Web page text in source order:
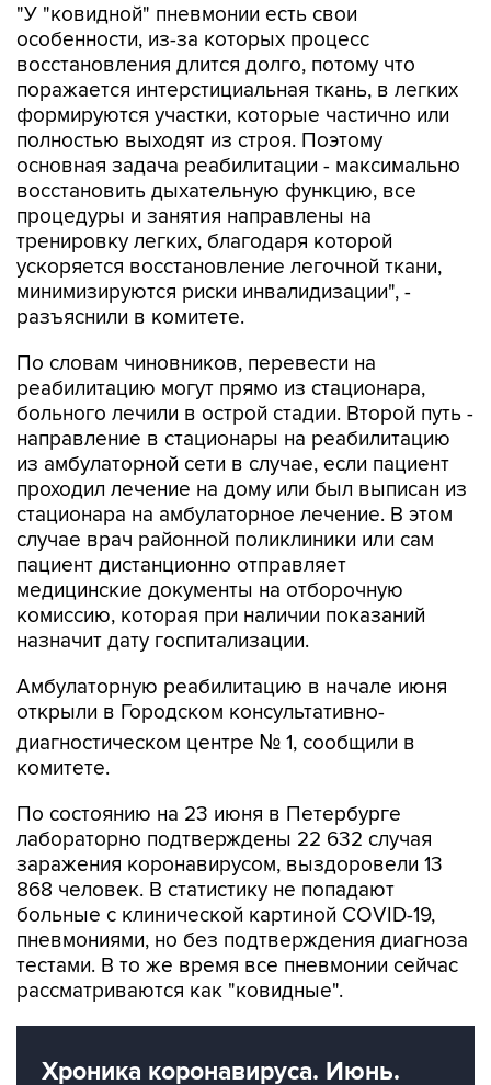
"У "ковидной" пневмонии есть свои
особенности, из-за которых процесс
восстановления длится долго, потому что
поражается интерстициальная ткань, в легких
формируются участки, которые частично или
полностью выходят из строя. Поэтому
основная задача реабилитации - максимально
восстановить дыхательную функцию, все
процедуры и занятия направлены на
тренировку легких, благодаря которой
ускоряется восстановление легочной ткани,
минимизируются риски инвалидизации", -
разъяснили в комитете.
По словам чиновников, перевести на
реабилитацию могут прямо из стационара,
больного лечили в острой стадии. Второй путь -
направление в стационары на реабилитацию
из амбулаторной сети в случае, если пациент
проходил лечение на дому или был выписан из
стационара на амбулаторное лечение. В этом
случае врач районной поликлиники или сам
пациент дистанционно отправляет
медицинские документы на отборочную
комиссию, которая при наличии показаний
назначит дату госпитализации.
Амбулаторную реабилитацию в начале июня
открыли в Городском консультативно-
диагностическом центре № 1, сообщили в
комитете.
По состоянию на 23 июня в Петербурге
лабораторно подтверждены 22 632 случая
заражения коронавирусом, выздоровели 13
868 человек. В статистику не попадают
больные с клинической картиной COVID-19,
пневмониями, но без подтверждения диагноза
тестами. В то же время все пневмонии сейчас
рассматриваются как "ковидные".
Хроника коронавируса. Июнь.